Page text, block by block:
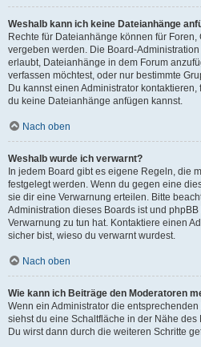
Weshalb kann ich keine Dateianhänge
Rechte für Dateianhänge können für
vergeben werden. Die Board-
erlaubt, Dateianhänge in dem Forum
verfassen möchtest, oder nur bestimmte
Du kannst einen Administrator
du keine Dateianhänge anfügen kannst.
Nach oben
Weshalb wurde ich verwarnt?
In jedem Board gibt es eigene Regeln, die
festgelegt werden. Wenn du gegen eine
sie dir eine Verwarnung erteilen. Bitte
Administration dieses Boards ist und
Verwarnung zu tun hat. Kontaktiere einen
sicher bist, wieso du verwarnt wurdest.
Nach oben
Wie kann ich Beiträge den Moderatoren
Wenn ein Administrator die
siehst du eine Schaltfläche in der Nähe
Du wirst dann durch die weiteren Schritte